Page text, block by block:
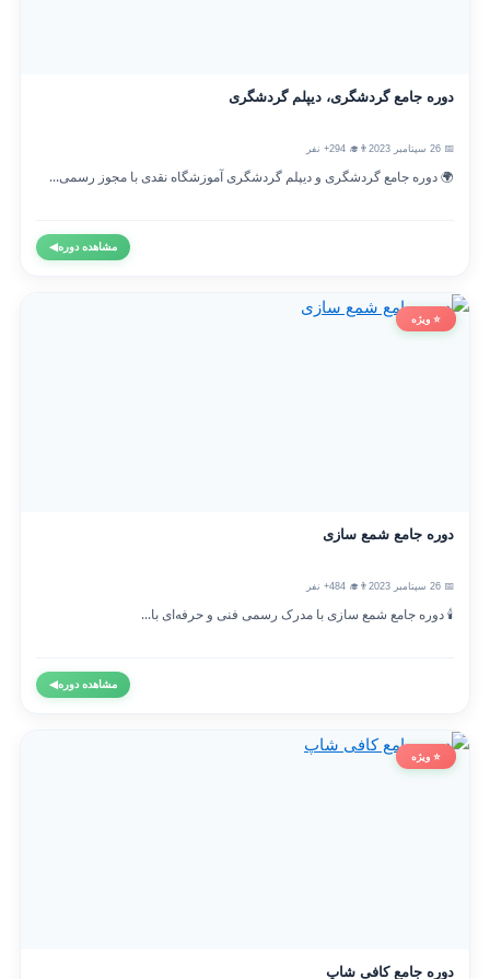
دوره جامع گردشگری، دیپلم گردشگری
👨‍🎓 294+ نفر
🌍 دوره جامع گردشگری و دیپلم گردشگری آموزشگاه نقدی با مجوز رسمی...
مشاهده دوره◀
⭐ ویژه
دوره جامع شمع سازی
👨‍🎓 484+ نفر
🕯️ دوره جامع شمع سازی با مدرک رسمی فنی و حرفه‌ای با...
مشاهده دوره◀
⭐ ویژه
دوره جامع کافی شاپ